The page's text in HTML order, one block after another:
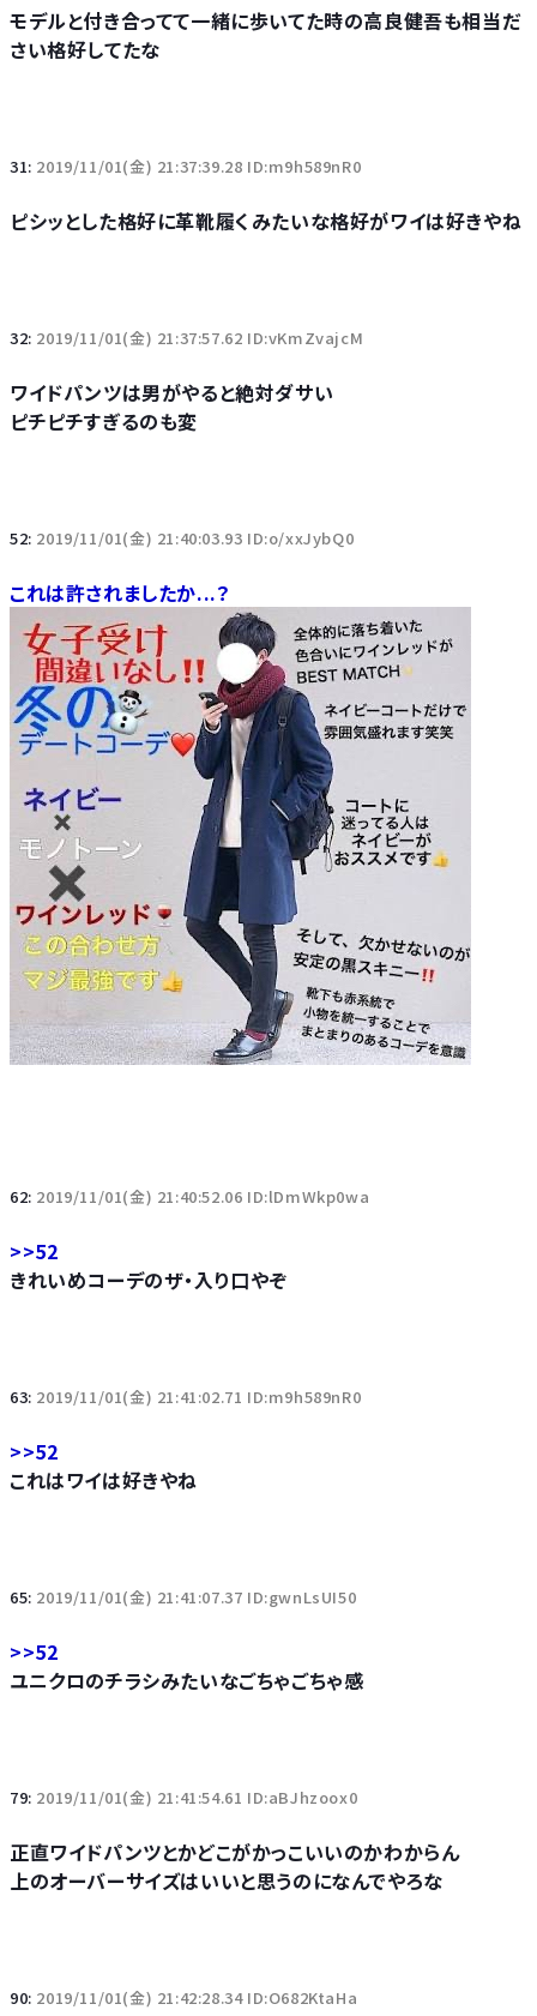
モデルと付き合ってて一緒に歩いてた時の高良健吾も相当だ
さい格好してたな
31: 2019/11/01(金) 21:37:39.28 ID:m9h589nR0
ピシッとした格好に革靴履くみたいな格好がワイは好きやね
32: 2019/11/01(金) 21:37:57.62 ID:vKmZvajcM
ワイドパンツは男がやると絶対ダサい
ピチピチすぎるのも変
52: 2019/11/01(金) 21:40:03.93 ID:o/xxJybQ0
これは許されましたか...？
62: 2019/11/01(金) 21:40:52.06 ID:lDmWkp0wa
>>52
きれいめコーデのザ・入り口やぞ
63: 2019/11/01(金) 21:41:02.71 ID:m9h589nR0
>>52
これはワイは好きやね
65: 2019/11/01(金) 21:41:07.37 ID:gwnLsUI50
>>52
ユニクロのチラシみたいなごちゃごちゃ感
79: 2019/11/01(金) 21:41:54.61 ID:aBJhzoox0
正直ワイドパンツとかどこがかっこいいのかわからん
上のオーバーサイズはいいと思うのになんでやろな
90: 2019/11/01(金) 21:42:28.34 ID:O682KtaHa